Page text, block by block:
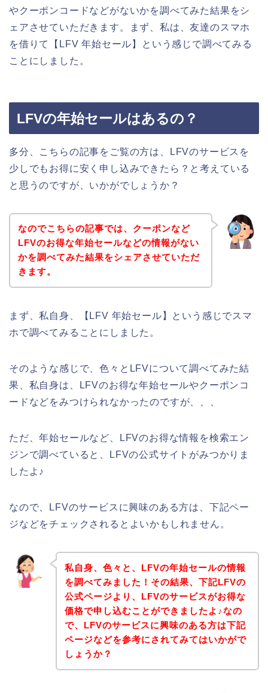
やクーポンコードなどがないかを調べてみた結果をシ
ェアさせていただきます。まず、私は、友達のスマホ
を借りて【LFV 年始セール】という感じで調べてみる
ことにしました。
LFVの年始セールはあるの？
多分、こちらの記事をご覧の方は、LFVのサービスを
少しでもお得に安く申し込みできたら？と考えている
と思うのですが、いかがでしょうか？
なのでこちらの記事では、クーポンなど
LFVのお得な年始セールなどの情報がない
かを調べてみた結果をシェアさせていただ
きます。
まず、私自身、【LFV 年始セール】という感じでスマ
ホで調べてみることにしました。
そのような感じで、色々とLFVについて調べてみた結
果、私自身は、LFVのお得な年始セールやクーポンコ
ードなどをみつけられなかったのですが、、、
ただ、年始セールなど、LFVのお得な情報を検索エン
ジンで調べていると、LFVの公式サイトがみつかりま
したよ♪
なので、LFVのサービスに興味のある方は、下記ペー
ジなどをチェックされるとよいかもしれません。
私自身、色々と、LFVの年始セールの情報
を調べてみました！その結果、下記LFVの
公式ページより、LFVのサービスがお得な
価格で申し込むことができましたよ♪なの
で、LFVのサービスに興味のある方は下記
ページなどを参考にされてみてはいかがで
しょうか？